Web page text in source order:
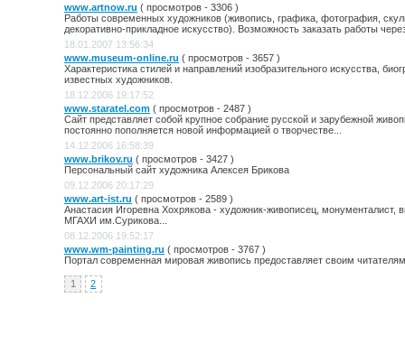
www.artnow.ru ( просмотров - 3306 )
Работы современных художников (живопись, графика, фотография,
декоративно-прикладное искусство). Возможность заказать работы
18.01.2007 13:56:34
www.museum-online.ru ( просмотров - 3657 )
Характеристика стилей и направлений изобразительного искусства,
известных художников.
18.12.2006 19:17:52
www.staratel.com ( просмотров - 2487 )
Сайт представляет собой крупное собрание русской и зарубежной
постоянно пополняется новой информацией о творчестве...
14.12.2006 16:58:39
www.brikov.ru ( просмотров - 3427 )
Персональный сайт художника Алексея Брикова
09.12.2006 20:17:29
www.art-ist.ru ( просмотров - 2589 )
Анастасия Игоревна Хохрякова - художник-живописец, монументалист,
МГАХИ им.Сурикова...
08.12.2006 19:52:17
www.wm-painting.ru ( просмотров - 3767 )
Портал современная мировая живопись предоставляет своим
1 2